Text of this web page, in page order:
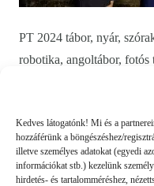
Kedves látogatónk! Mi és a
hozzáférünk a böngészéshez/
illetve személyes adatokat (egyedi
információkat stb.) kezelünk
hirdetés- és tartalomméréshez,
PT 2024 tábor, nyár,
robotika, angoltábor, fotós
Vélemény,